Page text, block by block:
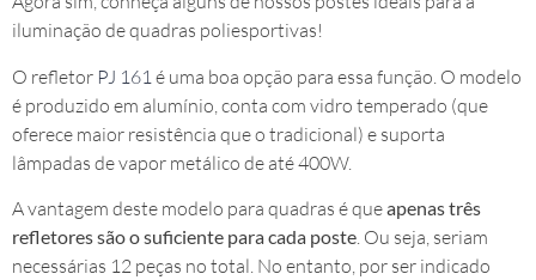
iluminação de quadras poliesportivas!
O refletor PJ 161 é uma boa opção para essa função. O modelo
é produzido em alumínio, conta com vidro temperado (que
oferece maior resistência que o tradicional) e suporta
lâmpadas de vapor metálico de até 400W.
A vantagem deste modelo para quadras é queapenas três
refletores são o suficiente para cada poste. Ou seja, seriam
necessárias 12 peças no total. No entanto, por ser indicado